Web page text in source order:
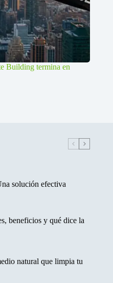
Building termina en
solución efectiva
beneficios y qué dice la
natural que limpia tu